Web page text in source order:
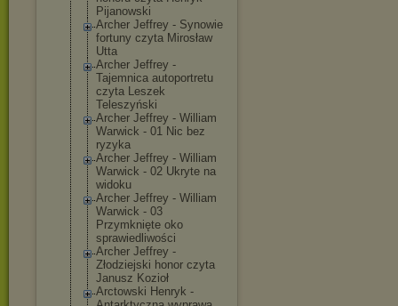
Pijanowski
Archer Jeffrey - Synowie
fortuny czyta Mirosław
Utta
Archer Jeffrey -
Tajemnica autoportretu
czyta Leszek
Teleszyński
Archer Jeffrey - William
Warwick - 01 Nic bez
ryzyka
Archer Jeffrey - William
Warwick - 02 Ukryte na
widoku
Archer Jeffrey - William
Warwick - 03
Przymknięte oko
sprawiedliwości
Archer Jeffrey -
Złodziejski honor czyta
Janusz Kozioł
Arctowski Henryk -